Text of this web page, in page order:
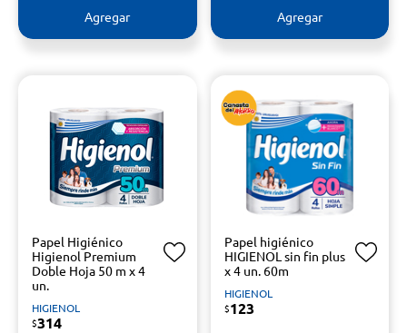
Agregar Agregar
Papel Higiénico
Higienol Premium
Doble Hoja 50 m x 4
un.
HIGIENOL
$314
Papel higiénico
HIGIENOL sin fin plus
x 4 un. 60m
HIGIENOL
$123